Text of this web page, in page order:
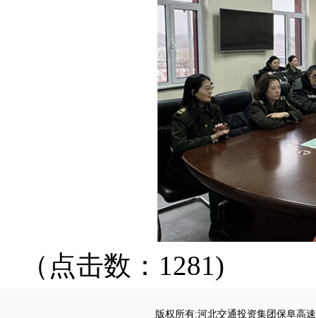
（点击数：1281)
版权所有:河北交通投资集团保阜高